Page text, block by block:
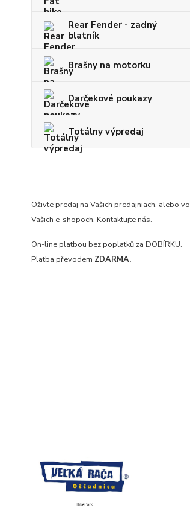
Rear Fender - zadný
blatník
Brašny na motorku
Darčekové poukazy
Totálny výpredaj
Oživte predaj na Vašich predajniach, alebo vo
Vašich e-shopoch. Kontaktujte nás.
On-line platbou bez poplatků za DOBÍRKU.
Platba převodem ZDARMA.